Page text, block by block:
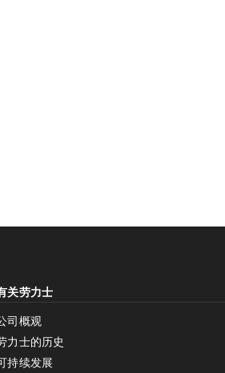
减少动画
停用
关劳力士
司概观
力士的历史
持续发展